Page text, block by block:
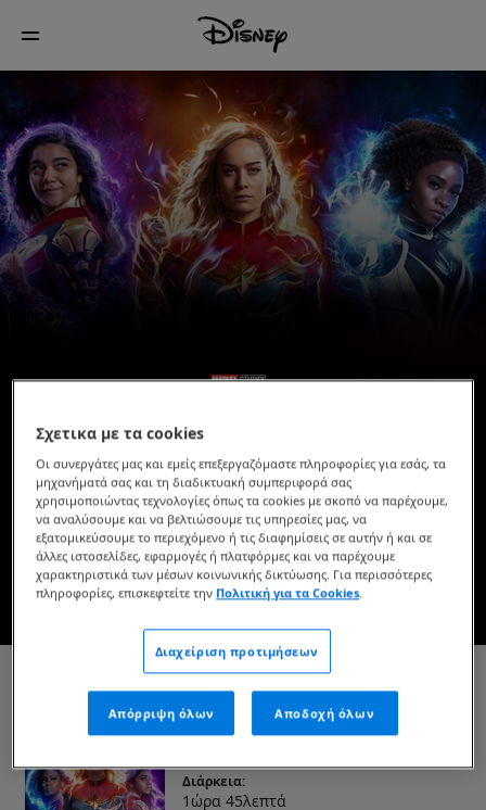
Διαθέσιμο τώρα στο Disney+*
ΔΕΙΤΕ ΤΗΝ ΣΤΟ DISNEY+
* Ισχύουν όροι και προϋποθέσεις
The Marvels
Ηλικιακή διαβάθμιση:
Διάρκεια:
1ώρα 45λεπτά
Σχετικα με τα cookies
Οι συνεργάτες μας και εμείς επεξεργαζόμαστε πληροφορίες για εσάς, τα
μηχανήματά σας και τη διαδικτυακή συμπεριφορά σας
χρησιμοποιώντας τεχνολογίες όπως τα cookies με σκοπό να παρέχουμε,
να αναλύσουμε και να βελτιώσουμε τις υπηρεσίες μας, να
εξατομικεύσουμε το περιεχόμενο ή τις διαφημίσεις σε αυτήν ή και σε
άλλες ιστοσελίδες, εφαρμογές ή πλατφόρμες και να παρέχουμε
χαρακτηριστικά των μέσων κοινωνικής δικτύωσης. Για περισσότερες
πληροφορίες, επισκεφτείτε την Πολιτική για τα Cookies
Διαχείριση προτιμήσεων
Απόρριψη όλων Αποδοχή όλων